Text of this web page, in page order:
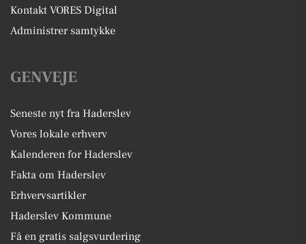
Kontakt VORES Digital
Administrer samtykke
GENVEJE
Seneste nyt fra Haderslev
Vores lokale erhverv
Kalenderen for Haderslev
Fakta om Haderslev
Erhvervsartikler
Haderslev Kommune
Få en gratis salgsvurdering